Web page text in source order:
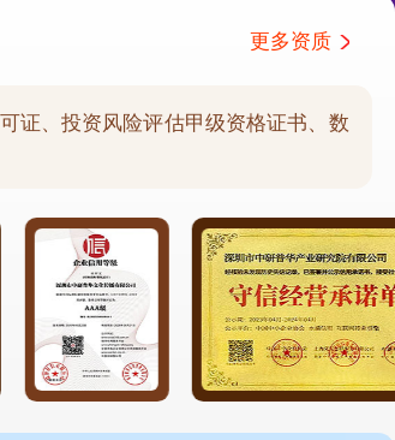
更多资质
证、投资风险评估甲级资格证书、数